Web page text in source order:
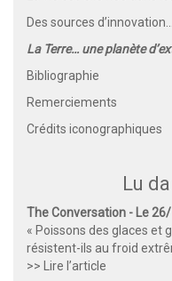
Des sources
La Terre… une planète
Bibliographie
Remerciements
Crédits iconographiques
Lu
The Conversation - Le
« Poissons des glaces et
résistent-ils au froid
>> Lire l’article